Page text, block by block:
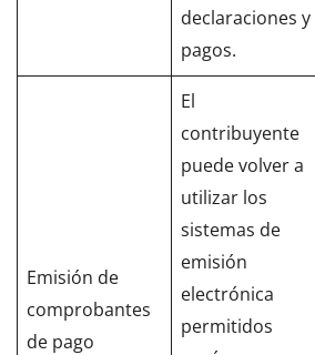
declaraciones y
pagos.
Emisión de
comprobantes
de pago
El
contribuyente
puede volver a
utilizar los
sistemas de
emisión
electrónica
permitidos